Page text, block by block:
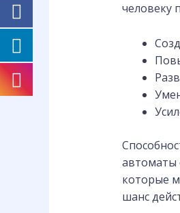
человеку
автоматы
которые
шанс